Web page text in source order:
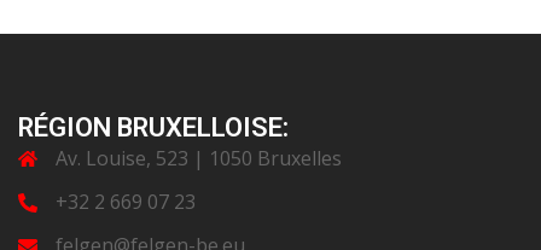
RÉGION BRUXELLOISE:
Av. Louise, 523 | 1050 Bruxelles
+32 2 669 07 23